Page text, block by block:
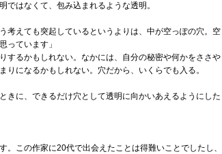
ではなくて、包み込まれるような透明。
考えても突起しているというよりは、中が空っぽの穴。空
っています」
するかもしれない。なかには、自分の秘密や何かをささや
になるかもしれない。穴だから、いくらでも入る。
きに、できるだけ穴として透明に向かいあえるようにした
この作家に20代で出会えたことは得難いことでしたし、